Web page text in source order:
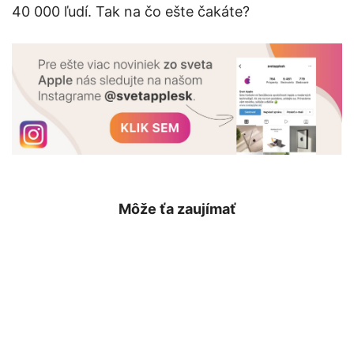
40 000 ľudí. Tak na čo ešte čakáte?
Môže ťa zaujímať